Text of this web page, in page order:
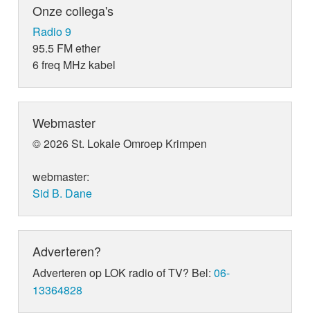
Onze collega's
Radio 9
95.5 FM ether
6 freq MHz kabel
Webmaster
© 2026 St. Lokale Omroep Krimpen
webmaster:
Sid B. Dane
Adverteren?
Adverteren op LOK radio of TV? Bel:06-
13364828